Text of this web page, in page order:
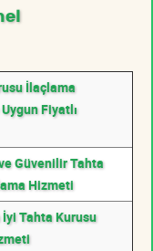
İlaçlama
Fiyatlı
Güvenilir Tahta
Hizmeti
İyi Tahta Kurusu